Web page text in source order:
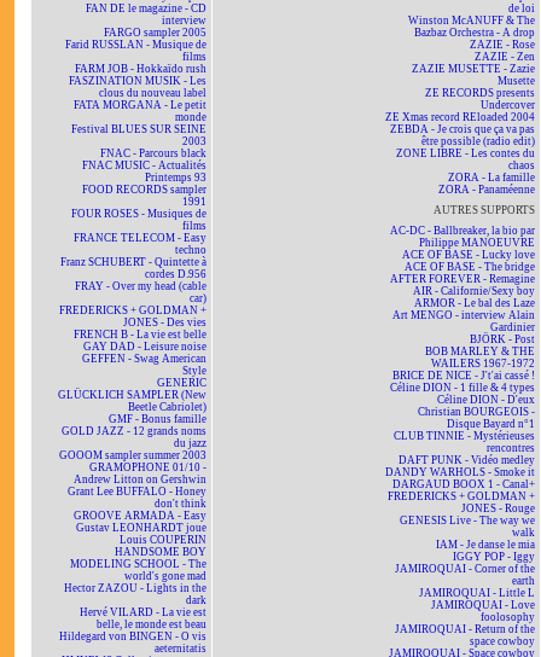
FAN DE le magazine - CD
interview
FARGO sampler 2005
Farid RUSSLAN - Musique de
films
FARM JOB - Hokkaïdo rush
FASZINATION MUSIK - Les
clous du nouveau label
FATA MORGANA - Le petit
monde
Festival BLUES SUR SEINE
2003
FNAC - Parcours black
FNAC MUSIC - Actualités
Printemps 93
FOOD RECORDS sampler
1991
FOUR ROSES - Musiques de
films
FRANCE TELECOM - Easy
techno
Franz SCHUBERT - Quintette à
cordes D.956
FRAY - Over my head (cable
car)
FREDERICKS + GOLDMAN +
JONES - Des vies
FRENCH B - La vie est belle
GAY DAD - Leisure noise
GEFFEN - Swag American
Style
GENERIC
GLÜCKLICH SAMPLER (New
Beetle Cabriolet)
GMF - Bonus famille
GOLD JAZZ - 12 grands noms
du jazz
GOOOM sampler summer 2003
GRAMOPHONE 01/10 -
Andrew Litton on Gershwin
Grant Lee BUFFALO - Honey
don't think
GROOVE ARMADA - Easy
Gustav LEONHARDT joue
Louis COUPERIN
HANDSOME BOY
MODELING SCHOOL - The
world's gone mad
Hector ZAZOU - Lights in the
dark
Hervé VILARD - La vie est
belle, le monde est beau
Hildegard von BINGEN - O vis
aeternitatis
de loi
Winston McANUFF & The
Bazbaz Orchestra - A drop
ZAZIE - Rose
ZAZIE - Zen
ZAZIE MUSETTE - Zazie
Musette
ZE RECORDS presents
Undercover
ZE Xmas record REloaded 2004
ZEBDA - Je crois que ça va pas
être possible (radio edit)
ZONE LIBRE - Les contes du
chaos
ZORA - La famille
ZORA - Panaméenne
AUTRES SUPPORTS
AC-DC - Ballbreaker, la bio par
Philippe MANOEUVRE
ACE OF BASE - Lucky love
ACE OF BASE - The bridge
AFTER FOREVER - Remagine
AIR - Californie/Sexy boy
ARMOR - Le bal des Laze
Art MENGO - interview Alain
Gardinier
BJÖRK - Post
BOB MARLEY & THE
WAILERS 1967-1972
BRICE DE NICE - J't'ai cassé !
Céline DION - 1 fille & 4 types
Céline DION - D'eux
Christian BOURGEOIS -
Disque Bayard n°1
CLUB TINNIE - Mystérieuses
rencontres
DAFT PUNK - Vidéo medley
DANDY WARHOLS - Smoke it
DARGAUD BOOX 1 - Canal+
FREDERICKS + GOLDMAN +
JONES - Rouge
GENESIS Live - The way we
walk
IAM - Je danse le mia
IGGY POP - Iggy
JAMIROQUAI - Corner of the
earth
JAMIROQUAI - Little L
JAMIROQUAI - Love
foolosophy
JAMIROQUAI - Return of the
space cowboy
JAMIROQUAI - Space cowboy